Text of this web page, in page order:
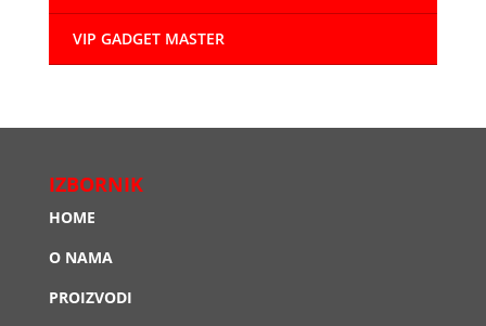
VIP GADGET MASTER
IZBORNIK
HOME
O NAMA
PROIZVODI